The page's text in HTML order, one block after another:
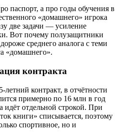
паспорт, а про годы обучения в
«домашнего» игрока
две задачи — усиление
Вот почему полузащитники
среднего аналога с теми
«домашнего».
контракта
контракт, в отчётности
примерно по 16 млн в год
идёт отдельной строкой. При
книги» списывается, поэтому
спортивное, но и